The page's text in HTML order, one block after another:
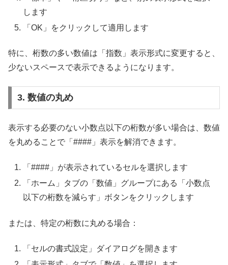
します
「OK」をクリックして適用します
特に、桁数の多い数値は「指数」表示形式に変更すると、
少ないスペースで表示できるようになります。
3. 数値の丸め
表示する必要のない小数点以下の桁数が多い場合は、数値
を丸めることで「####」表示を解消できます。
「####」が表示されているセルを選択します
「ホーム」タブの「数値」グループにある「小数点
以下の桁数を減らす」ボタンをクリックします
または、特定の桁数に丸める場合：
「セルの書式設定」ダイアログを開きます